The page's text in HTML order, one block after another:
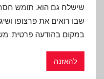
שישלח גם הוא. תומש חסר
שבו רואים את פרצופו
במקום בהודעה פרטית.
להאזנה